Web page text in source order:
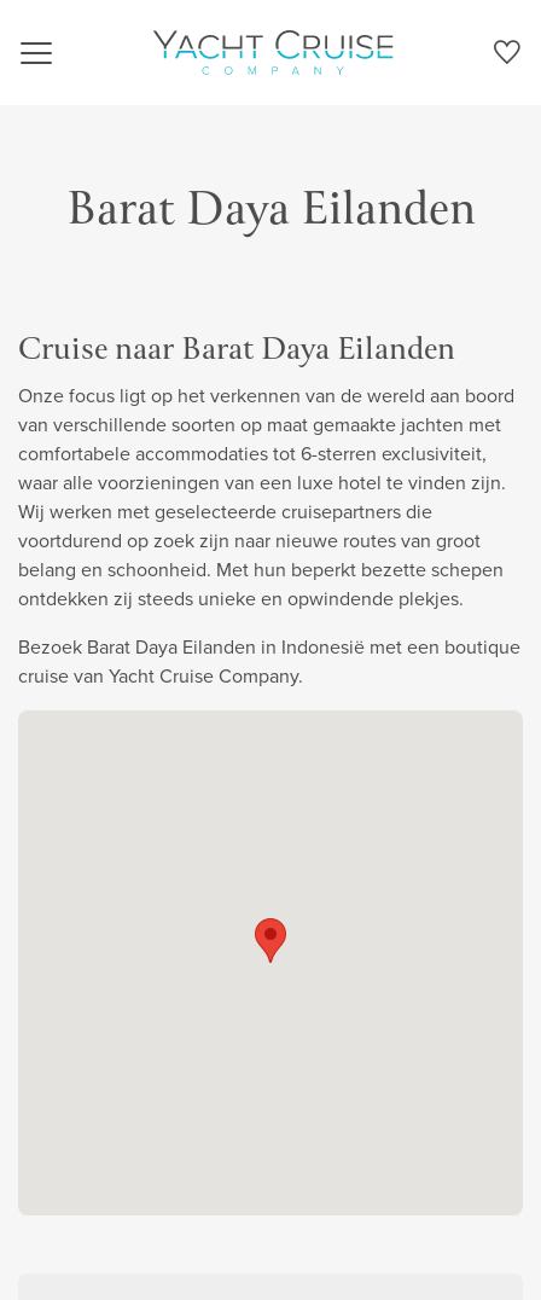
Navigation
Barat Daya Eilanden
Cruise naar Barat Daya Eilanden
Onze focus ligt op het verkennen van de wereld aan boord
van verschillende soorten op maat gemaakte jachten met
comfortabele accommodaties tot 6-sterren exclusiviteit,
waar alle voorzieningen van een luxe hotel te vinden zijn.
Wij werken met geselecteerde cruisepartners die
voortdurend op zoek zijn naar nieuwe routes van groot
belang en schoonheid. Met hun beperkt bezette schepen
ontdekken zij steeds unieke en opwindende plekjes.
Bezoek Barat Daya Eilanden in Indonesië met een boutique
cruise van Yacht Cruise Company.